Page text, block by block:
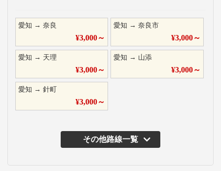
愛知 → 奈良
¥3,000～
愛知 →奈良市
¥3,000～
愛知 → 天理
¥3,000～
愛知 → 山添
¥3,000～
愛知 → 針町
¥3,000～
その他路線一覧